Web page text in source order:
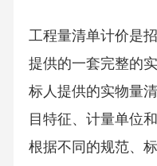
工程量清单计价是
提供的一套完整的
标人提供的实物量
目特征、计量单位
根据不同的规范、